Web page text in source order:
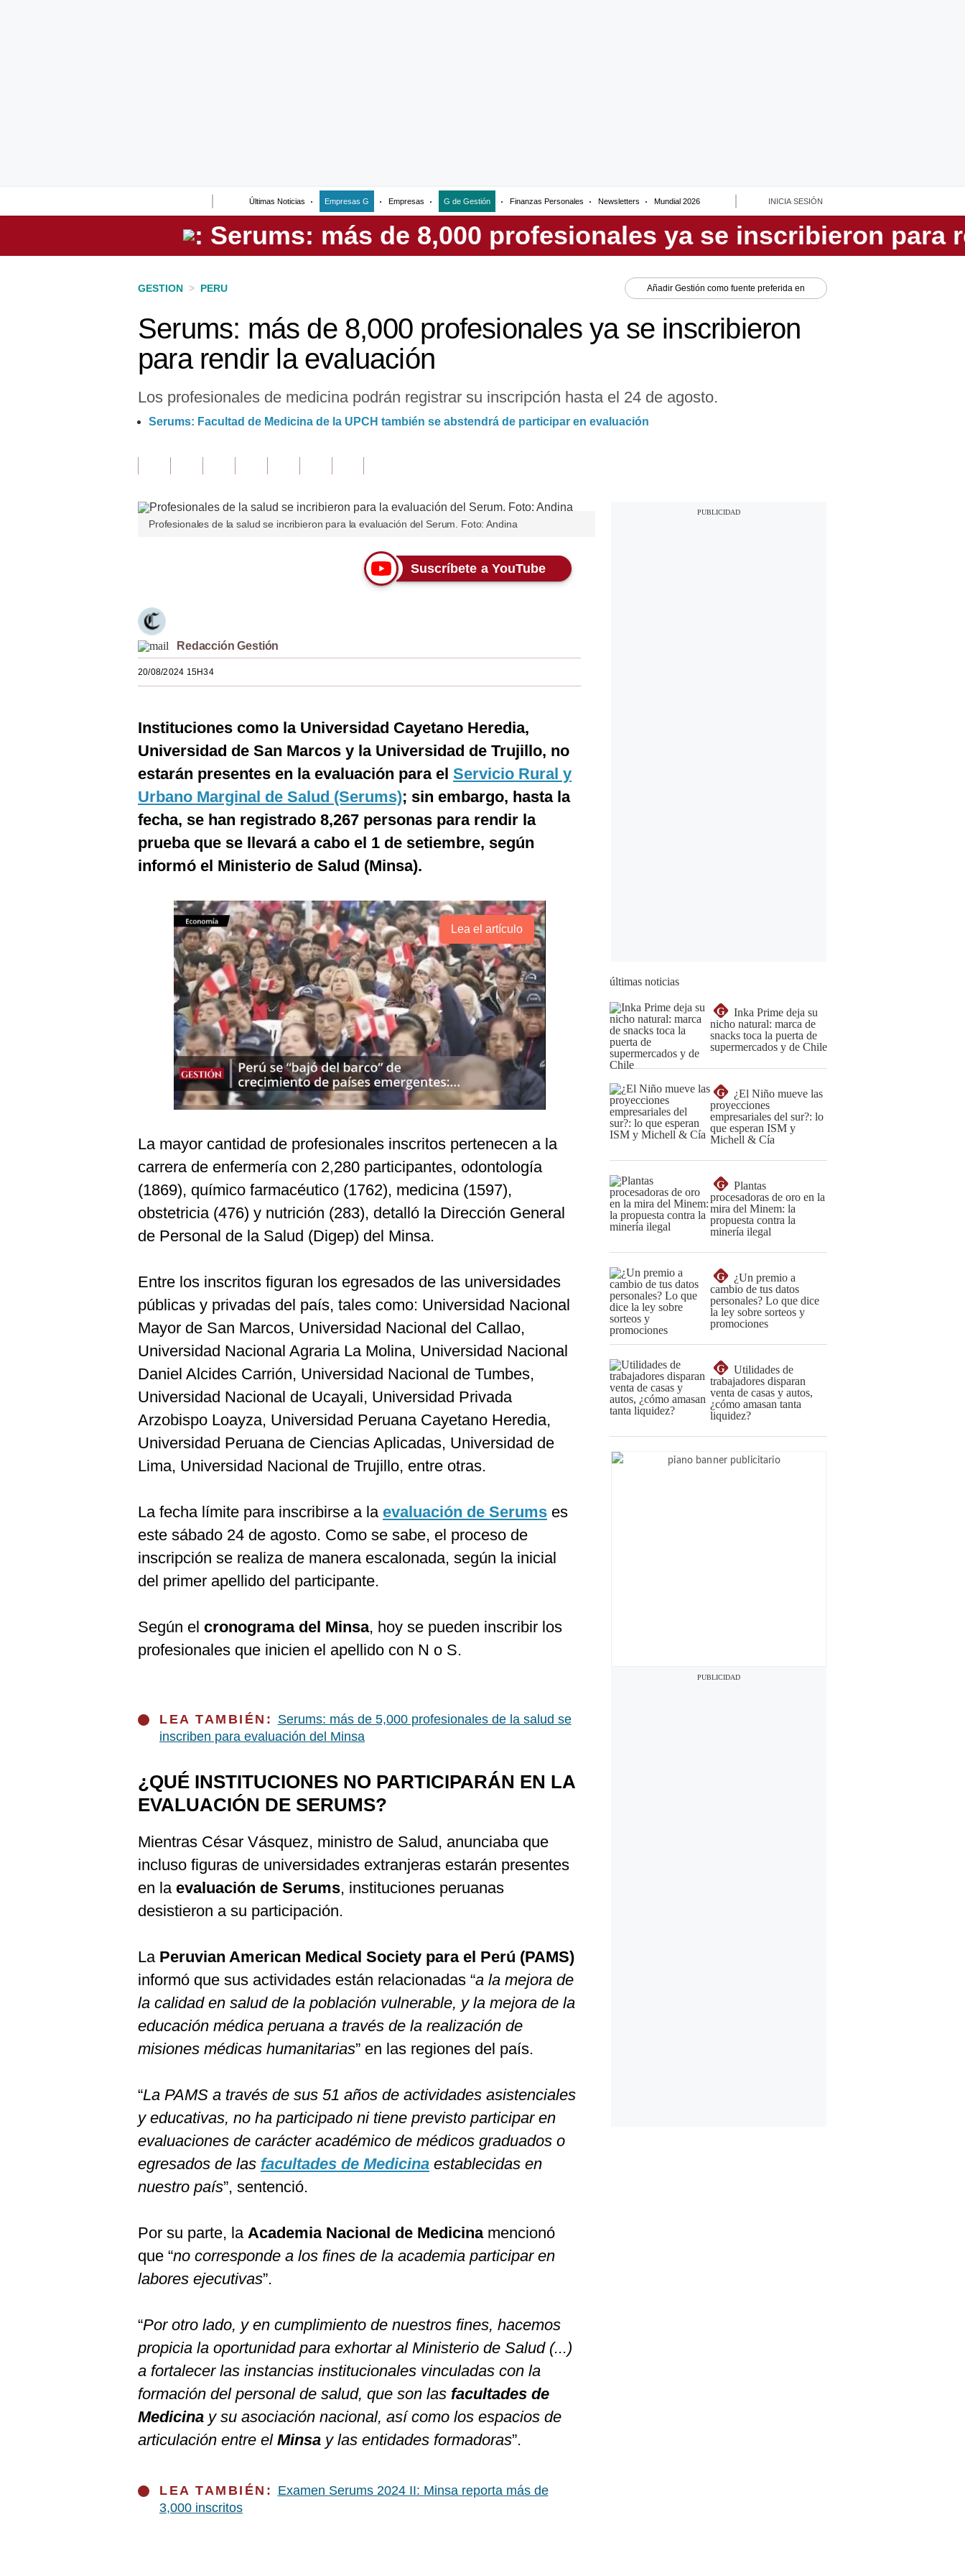
Últimas Noticias Empresas G Empresas G de Gestión Finanzas Personales Newsletters Mundial 2026 INICIA SESIÓN
Perú
GESTION > PERU Añadir Gestión como fuente preferida en
Serums: más de 8,000 profesionales ya se inscribieron
para rendir la evaluación
Los profesionales de medicina podrán registrar su inscripción hasta el 24 de agosto.
Serums: Facultad de Medicina de la UPCH también se abstendrá de participar en evaluación
Profesionales de la salud se incribieron para la evaluación del Serum. Foto: Andina
Suscríbete a YouTube
Redacción Gestión
20/08/2024 15H34
Instituciones como la Universidad Cayetano Heredia,
Universidad de San Marcos y la Universidad de Trujillo, no
estarán presentes en la evaluación para el Servicio Rural y
Urbano Marginal de Salud (Serums); sin embargo, hasta la
fecha, se han registrado 8,267 personas para rendir la
prueba que se llevará a cabo el 1 de setiembre, según
informó el Ministerio de Salud (Minsa).
Lea el artículo
La mayor cantidad de profesionales inscritos pertenecen a la
carrera de enfermería con 2,280 participantes, odontología
(1869), químico farmacéutico (1762), medicina (1597),
obstetricia (476) y nutrición (283), detalló la Dirección General
de Personal de la Salud (Digep) del Minsa.
Entre los inscritos figuran los egresados de las universidades
públicas y privadas del país, tales como: Universidad Nacional
Mayor de San Marcos, Universidad Nacional del Callao,
Universidad Nacional Agraria La Molina, Universidad Nacional
Daniel Alcides Carrión, Universidad Nacional de Tumbes,
Universidad Nacional de Ucayali, Universidad Privada
Arzobispo Loayza, Universidad Peruana Cayetano Heredia,
Universidad Peruana de Ciencias Aplicadas, Universidad de
Lima, Universidad Nacional de Trujillo, entre otras.
La fecha límite para inscribirse a la evaluación de Serums es
este sábado 24 de agosto. Como se sabe, el proceso de
inscripción se realiza de manera escalonada, según la inicial
del primer apellido del participante.
Según el cronograma del Minsa, hoy se pueden inscribir los
profesionales que inicien el apellido con N o S.
LEA TAMBIÉN: Serums: más de 5,000 profesionales de la salud se
inscriben para evaluación del Minsa
¿QUÉ INSTITUCIONES NO PARTICIPARÁN EN LA
EVALUACIÓN DE SERUMS?
Mientras César Vásquez, ministro de Salud, anunciaba que
incluso figuras de universidades extranjeras estarán presentes
en la evaluación de Serums, instituciones peruanas
desistieron a su participación.
La Peruvian American Medical Society para el Perú (PAMS)
informó que sus actividades están relacionadas “a la mejora de
la calidad en salud de la población vulnerable, y la mejora de la
educación médica peruana a través de la realización de
misiones médicas humanitarias” en las regiones del país.
“La PAMS a través de sus 51 años de actividades asistenciales
y educativas, no ha participado ni tiene previsto participar en
evaluaciones de carácter académico de médicos graduados o
egresados de las facultades de Medicina establecidas en
nuestro país”, sentenció.
Por su parte, la Academia Nacional de Medicinamencionó
que “no corresponde a los fines de la academia participar en
labores ejecutivas”.
“Por otro lado, y en cumplimiento de nuestros fines, hacemos
propicia la oportunidad para exhortar al Ministerio de Salud (...)
a fortalecer las instancias institucionales vinculadas con la
formación del personal de salud, que son las facultades de
Medicina y su asociación nacional, así como los espacios de
articulación entre el Minsa y las entidades formadoras”.
LEA TAMBIÉN: Examen Serums 2024 II: Minsa reporta más de
3,000 inscritos
últimas noticias
G
Inka Prime deja su
nicho natural: marca de
snacks toca la puerta de
supermercados y de Chile
G
¿El Niño mueve las
proyecciones
empresariales del sur?: lo
que esperan ISM y
Michell & Cía
G
Plantas
procesadoras de oro en la
mira del Minem: la
propuesta contra la
minería ilegal
G
¿Un premio a
cambio de tus datos
personales? Lo que dice
la ley sobre sorteos y
promociones
G
Utilidades de
trabajadores disparan
venta de casas y autos,
¿cómo amasan tanta
liquidez?